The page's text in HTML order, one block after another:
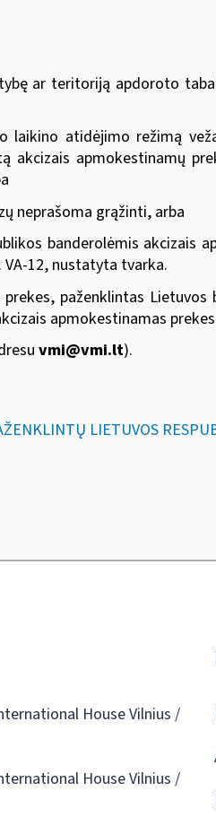
ar teritoriją apdoroto
atidėjimo režimą
akcizais apmokestinamų
neprašoma grąžinti, arba
banderolėmis akcizais
12, nustatyta tvarka.
paženklintas
apmokestinamas
vmi@vmi.lt).
LIETUVOS
House Vilnius /
House Vilnius /